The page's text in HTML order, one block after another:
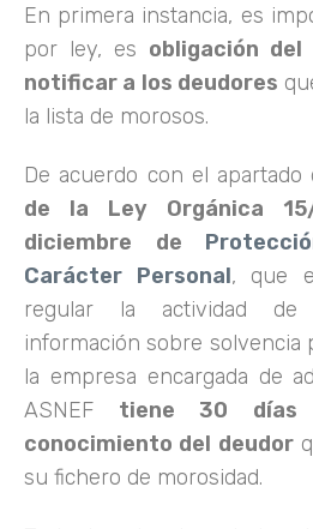
En primera instancia, es
por ley, es obligación del
notificar a los deudores
la lista de morosos.
De acuerdo con el apartado
de la Ley Orgánica
diciembre de
Carácter Personal, que
regular la actividad
información sobre solvencia
la empresa encargada de
ASNEF tiene 30 días
conocimiento del deudor
su fichero de morosidad.